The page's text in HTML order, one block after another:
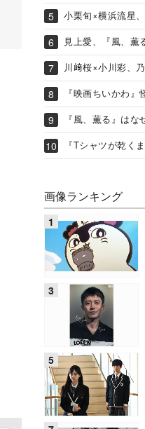
小栗旬×横浜流星
見上愛、『風、薫
川﨑桜×小川彩、
『映画ちいかわ
『風、薫る』はな
『Tシャツが乾く
画像ランキング